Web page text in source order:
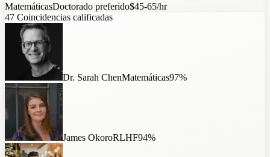
MatemáticasDoctorado preferido$45-65/hr
47 Coincidencias calificadas
Dr. Sarah ChenMatemáticas97%
James OkoroRLHF94%